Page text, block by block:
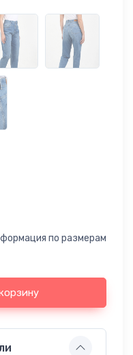
по размерам